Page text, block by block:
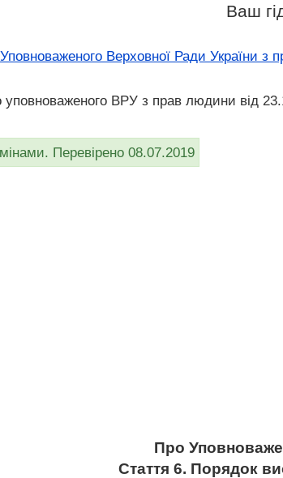
Ваш
Верховної Ради України з
уповноваженого ВРУ з прав людини вiд
Перевірено 08.07.2019
Про
Стаття 6. Порядок